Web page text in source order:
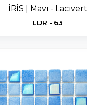
İRİS | Mavi - Lacivert
LDR - 63